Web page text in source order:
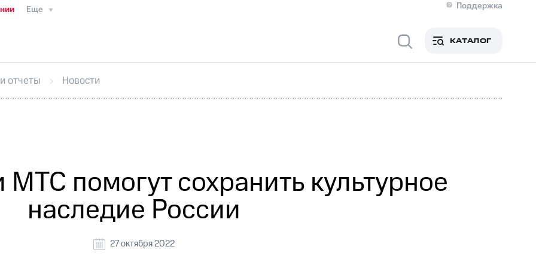
Еще
Поддержка
Медиа-центр
ИнтервьюФинансовая отчетностьКонтактыНовости в регионе
секретарьРаскрытие информации
кабинет акционераАкционерный капиталКонтроль и аудитРынок акций
КАТАЛОГ
отчеты Новости
помогут сохранить культурное
наследие России
27 октября 2022